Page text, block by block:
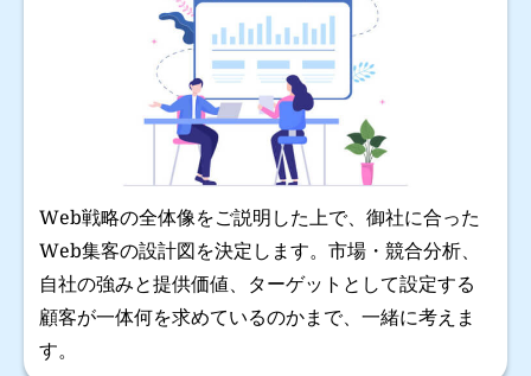
Web戦略の全体像をご説明した上で、御社に合った
Web集客の設計図を決定します。市場・競合分析、
自社の強みと提供価値、ターゲットとして設定する
顧客が一体何を求めているのかまで、一緒に考えま
す。